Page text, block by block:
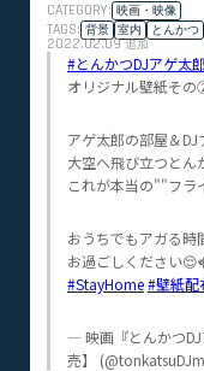
CATEGORY: 映画・映像
TAGS: 背景 室内 とんかつ
2022.02.09追加
#とんかつDJアゲ太郎
オリジナル壁紙その
アゲ太郎の部屋＆DJ
大空へ飛び立つとん
これが本当の""フ
おうちでもアガる時
お過ごしください
#StayHome#壁紙配
— 映画『とんかつ
売】